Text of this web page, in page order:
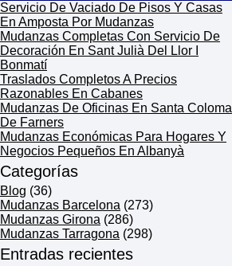
Servicio De Vaciado De Pisos Y Casas
En Amposta Por Mudanzas
Mudanzas Completas Con Servicio De
Decoración En Sant Julià Del Llor I
Bonmatí
Traslados Completos A Precios
Razonables En Cabanes
Mudanzas De Oficinas En Santa Coloma
De Farners
Mudanzas Económicas Para Hogares Y
Negocios Pequeños En Albanyà
Categorías
Blog (36)
Mudanzas Barcelona (273)
Mudanzas Girona (286)
Mudanzas Tarragona (298)
Entradas recientes